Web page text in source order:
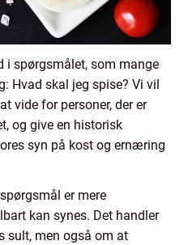
i spørgsmålet, som mange
Hvad skal jeg spise? Vi vil
vide for personer, der er
og give en historisk
syn på kost og ernæring
er mere
kan synes. Det handler
sult, men også om at